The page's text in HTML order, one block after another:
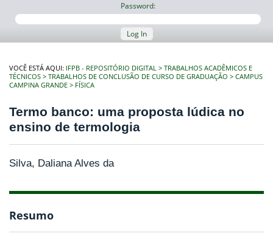
Password:
Log In
VOCÊ ESTÁ AQUI: IFPB - REPOSITÓRIO DIGITAL
TRABALHOS ACADÊMICOS E
TÉCNICOS
TRABALHOS DE CONCLUSÃO DE CURSO DE GRADUAÇÃO
CAMPUS
CAMPINA GRANDE
FÍSICA
Termo banco: uma proposta lúdica no
ensino de termologia
Silva, Daliana Alves da
Resumo